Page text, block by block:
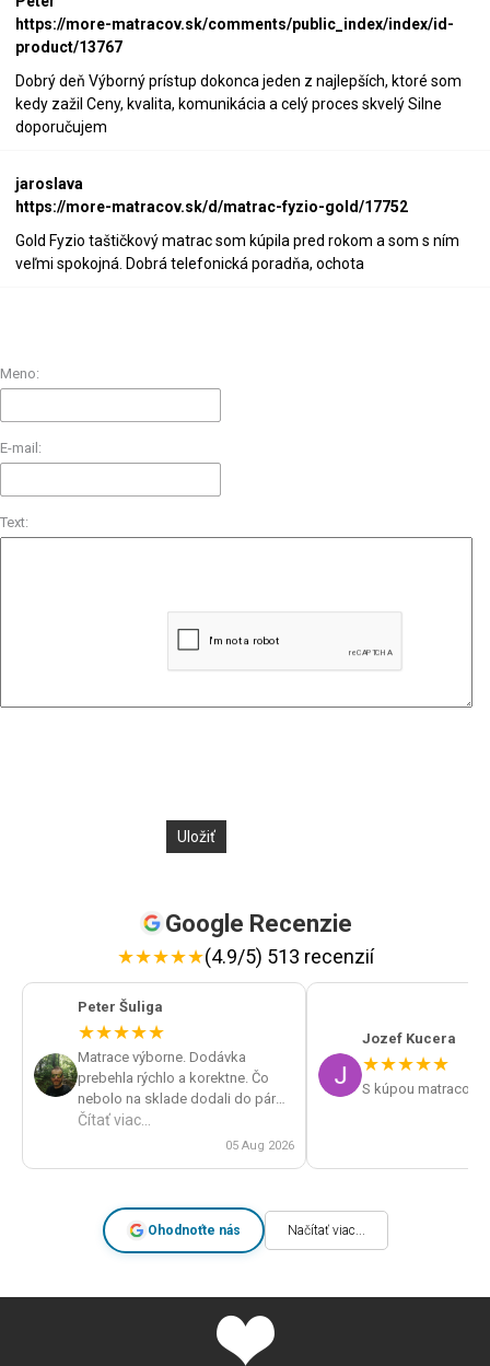
https://more-matracov.sk/comments/public_index/index/id-
product/13767
Dobrý deň Výborný prístup dokonca jeden z najlepších, ktoré som
kedy zažil Ceny, kvalita, komunikácia a celý proces skvelý Silne
doporučujem
jaroslava
https://more-matracov.sk/d/matrac-fyzio-gold/17752
Gold Fyzio taštičkový matrac som kúpila pred rokom a som s ním
veľmi spokojná. Dobrá telefonická poradňa, ochota
Meno:
E-mail:
Text:
Google Recenzie
★★★★★(4.9/5) 513 recenzií
Peter Šuliga
★★★★★
Matrace výborne. Dodávka
prebehla rýchlo a korektne. Čo
nebolo na sklade dodali do pár
dní. Veľká spokojnosť a určite by
som obchod odporúčal.
Čítať viac...
05 Aug 2026
Jozef Kucera
★★★★★
S kúpou matracov
Ohodnoťte nás Načítať viac...